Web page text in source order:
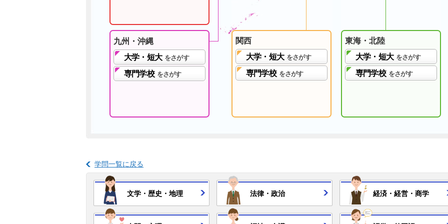
東海・北陸
大学・短大 をさがす
専門学校 をさがす
関西
大学・短大 をさがす
専門学校 をさがす
九州・沖縄
大学・短大 をさがす
専門学校 をさがす
学問一覧に戻る
文学・ 歴史・ 地理 法律・ 政治 経済・ 経営・ 商学